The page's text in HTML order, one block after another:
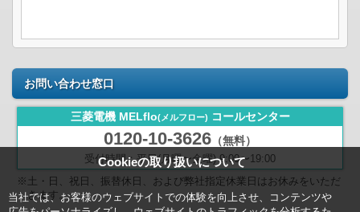
Cookieの取り扱いについて
当社では、お客様のウェブサイトでの体験を向上させ、コンテンツや
お問い合わせ窓口
三菱電機 MELflo(メルフロー) コールセンター
0120-10-3626 （無料）
受付時間：平日(月曜〜金曜) 9:00〜19:00
※土・日、祝日、振替休日、および弊社指定休業日はお休みをいただ
きます。